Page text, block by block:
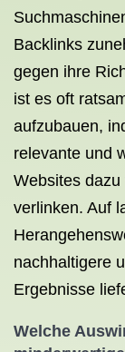
Backlinks
gegen ihre
ist es oft
aufzubauen,
relevante und
Websites
verlinken. Auf
nachhaltigere
Ergebnisse
Welche